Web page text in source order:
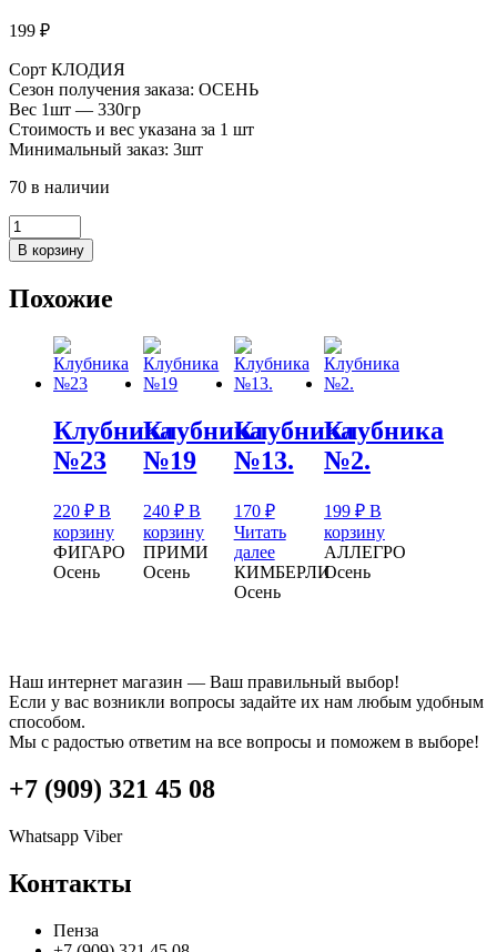
199 ₽
Сорт КЛОДИЯ
Сезон получения заказа: ОСЕНЬ
Вес 1шт — 330гр
Стоимость и вес указана за 1 шт
Минимальный заказ: 3шт
70 в наличии
Количество
товара
Клубника
В корзину
Похожие
Клубника
№23
220 ₽ В
корзину
ФИГАРО
Осень
Клубника
№19
240₽ В
корзину
ПРИМИ
Осень
Клубника
№13.
170 ₽
Читать
далее
КИМБЕРЛИ
Осень
Клубника
№2.
199 ₽ В
корзину
АЛЛЕГРО
Осень
Наш интернет магазин — Ваш правильный выбор!
Если у вас возникли вопросы задайте их нам любым удобным
способом.
Мы с радостью ответим на все вопросы и поможем в выборе!
+7 (909) 321 45 08
Whatsapp Viber
Контакты
Пенза